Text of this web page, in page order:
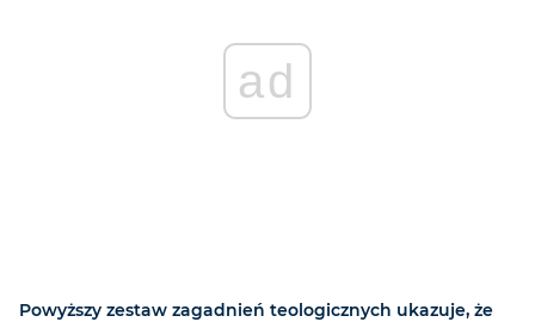
ad
Powyższy zestaw zagadnień teologicznych ukazuje, że